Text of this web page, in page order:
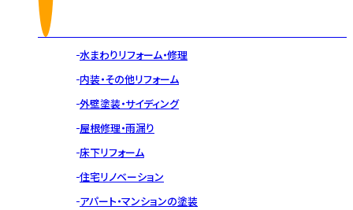
水まわりリフォーム・修理
内装・その他リフォーム
外壁塗装・サイディング
屋根修理・雨漏り
床下リフォーム
住宅リノベーション
アパート・マンションの塗装